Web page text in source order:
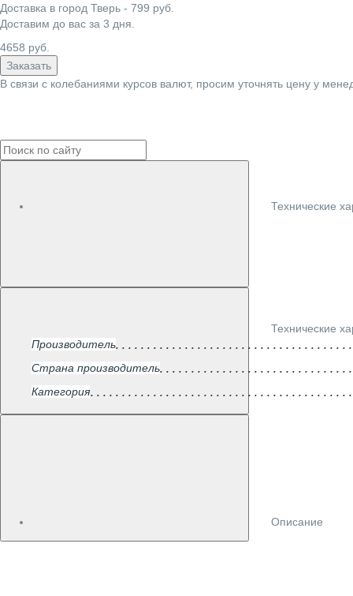
Доставка в город Тверь - 799 руб.
Доставим до вас за 3 дня.
4658 руб.
Заказать
В связи с колебаниями курсов валют, просим уточнять цену у
Технические
Технические
Производитель
Страна производитель
Категория
Описание